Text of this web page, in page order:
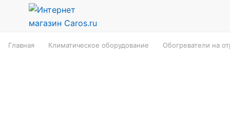
Главная Климатическое оборудование Обогреватели на